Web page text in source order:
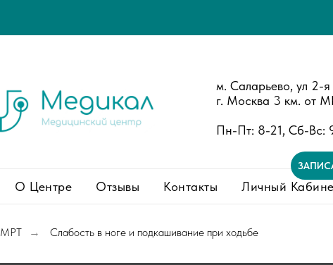
м. Саларьево, ул 2-
г. Москва 3 км. от
Пн-Пт: 8-21, Сб-Вс:
О Центре Отзывы Контакты Личный
МРТ → Слабость в ноге и подкашивание при ходьбе